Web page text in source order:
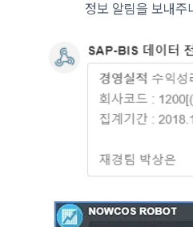
정보 알림을 보내주